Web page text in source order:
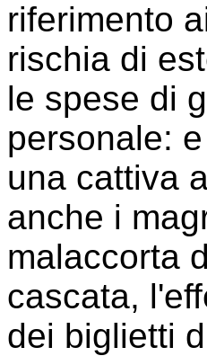
riferimento
rischia di
le spese di
personale:
una cattiva
anche i
malaccorta
cascata,
dei biglietti